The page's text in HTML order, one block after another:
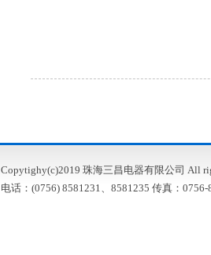
Copytighy(c)2019 珠海三昌电器有限公司 All
电话：(0756) 8581231、8581235 传真：